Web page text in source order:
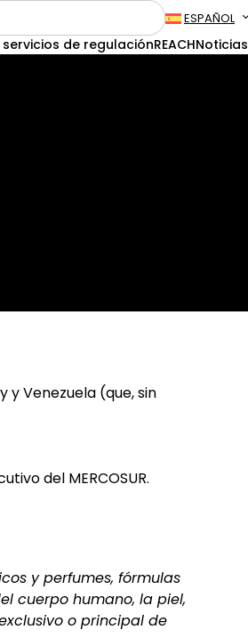
ESPAÑOL
de regulaciónREACHNoticias
y Venezuela (que, sin
del MERCOSUR.
y perfumes, fórmulas
cuerpo humano, la piel,
o principal de